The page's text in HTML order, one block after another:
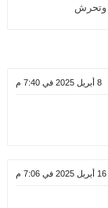
وتحرش
8 أبريل 2025 في 7:40 م
16 أبريل 2025 في 7:06 م